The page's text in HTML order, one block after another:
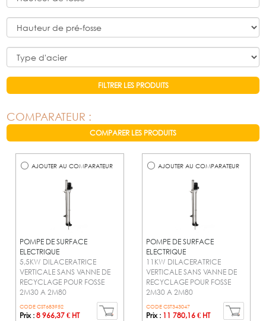
FILTRER LES PRODUITS
COMPARATEUR :
COMPARER LES PRODUITS
AJOUTER AU COMPARATEUR
POMPE DE SURFACE
ELECTRIQUE
5,5KW DILACERATRICE
VERTICALE SANS VANNE DE
RECYCLAGE POUR FOSSE
2M30 A 2M80
CODE CST683952
Prix :8 966,37 € HT
AJOUTER AU COMPARATEUR
POMPE DE SURFACE
ELECTRIQUE
11KW DILACERATRICE
VERTICALE SANS VANNE DE
RECYCLAGE POUR FOSSE
2M30 A 2M80
CODE CST343047
Prix : 11 780,16 € HT